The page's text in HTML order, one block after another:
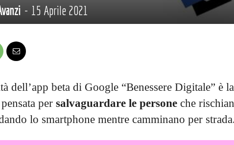
- 15 Aprile 2021
dell’app beta di Google “Benessere Digitale” è
pensata per salvaguardare le persone che
lo smartphone mentre camminano per